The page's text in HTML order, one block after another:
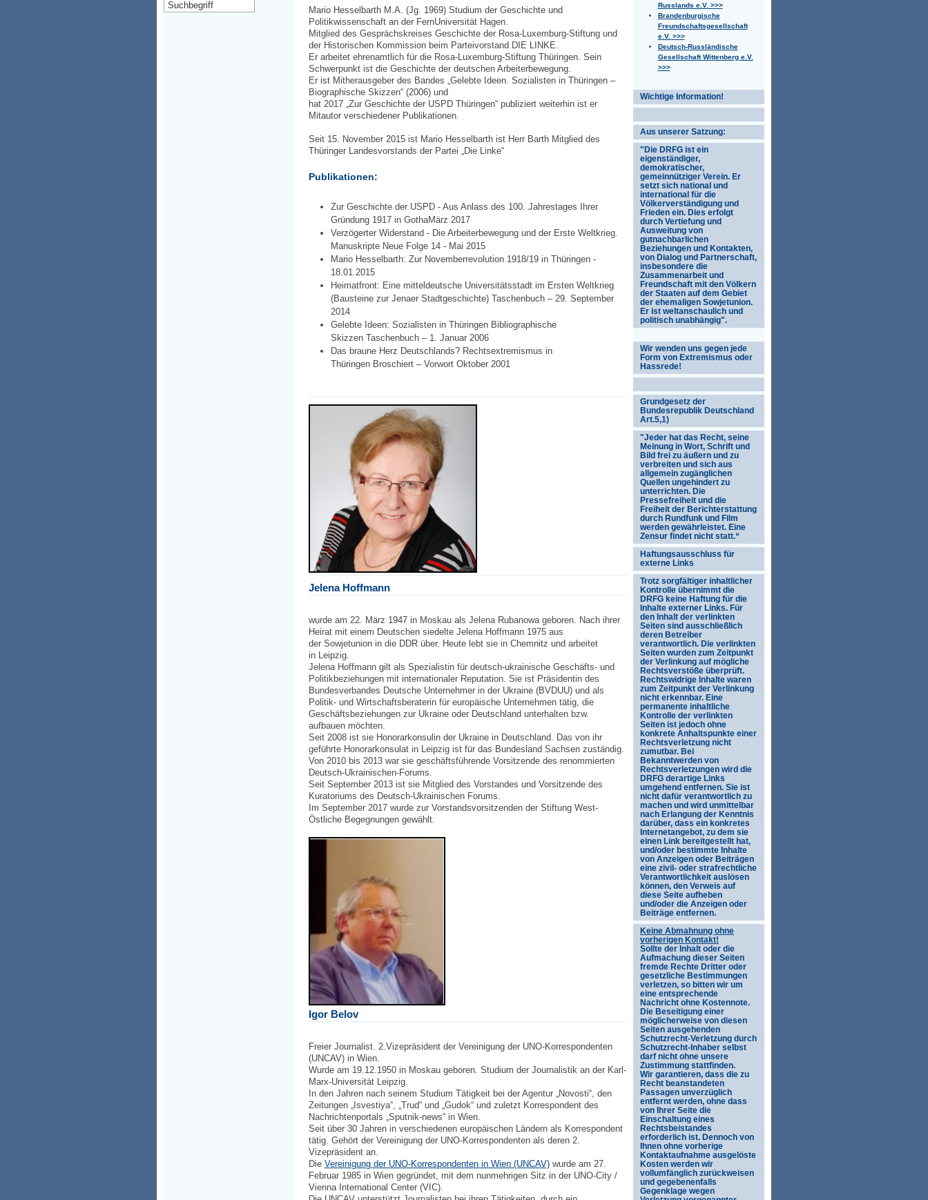
Russlands e.V. >>>
Brandenburgische
Freundschaftsgesellschaft
e.V. >>>
Deutsch-Russländische
Gesellschaft Wittenberg e.V.
>>>
Wichtige Information!
Aus unserer Satzung:
"Die DRFG ist ein
eigenständiger,
demokratischer,
gemeinnütziger Verein. Er
setzt sich national und
international für die
Völkerverständigung und
Frieden ein. Dies erfolgt
durch Vertiefung und
Ausweitung von
gutnachbarlichen
Beziehungen und Kontakten,
von Dialog und Partnerschaft,
insbesondere die
Zusammenarbeit und
Freundschaft mit den Völkern
der Staaten auf dem Gebiet
der ehemaligen Sowjetunion.
Er ist weltanschaulich und
politisch unabhängig".
Wir wenden uns gegen jede
Form von Extremismus oder
Hassrede!
Grundgesetz der
Bundesrepublik Deutschland
Art.5,1)
"Jeder hat das Recht, seine
Meinung in Wort, Schrift und
Bild frei zu äußern und zu
verbreiten und sich aus
allgemein zugänglichen
Quellen ungehindert zu
unterrichten. Die
Pressefreiheit und die
Freiheit der Berichterstattung
durch Rundfunk und Film
werden gewährleistet. Eine
Zensur findet nicht statt.“
Haftungsausschluss für
externe Links
Trotz sorgfältiger inhaltlicher
Kontrolle übernimmt die
DRFG keine Haftung für die
Inhalte externer Links. Für
den Inhalt der verlinkten
Seiten sind ausschließlich
deren Betreiber
verantwortlich. Die verlinkten
Seiten wurden zum Zeitpunkt
der Verlinkung auf mögliche
Rechtsverstöße überprüft.
Rechtswidrige Inhalte waren
zum Zeitpunkt der Verlinkung
nicht erkennbar. Eine
permanente inhaltliche
Kontrolle der verlinkten
Seiten ist jedoch ohne
konkrete Anhaltspunkte einer
Rechtsverletzung nicht
zumutbar. Bei
Bekanntwerden von
Rechtsverletzungen wird die
DRFG derartige Links
umgehend entfernen. Sie ist
nicht dafür verantwortlich zu
machen und wird unmittelbar
nach Erlangung der Kenntnis
darüber, dass ein konkretes
Internetangebot, zu dem sie
einen Link bereitgestellt hat,
und/oder bestimmte Inhalte
von Anzeigen oder Beiträgen
eine zivil- oder strafrechtliche
Verantwortlichkeit auslösen
können, den Verweis auf
diese Seite aufheben
und/oder die Anzeigen oder
Beiträge entfernen.
Keine Abmahnung ohne
vorherigen Kontakt!
Sollte der Inhalt oder die
Aufmachung dieser Seiten
fremde Rechte Dritter oder
gesetzliche Bestimmungen
verletzen, so bitten wir um
eine entsprechende
Nachricht ohne Kostennote.
Die Beseitigung einer
möglicherweise von diesen
Seiten ausgehenden
Schutzrecht-Verletzung durch
Schutzrecht-Inhaber selbst
darf nicht ohne unsere
Zustimmung stattfinden.
Wir garantieren, dass die zu
Recht beanstandeten
Passagen unverzüglich
entfernt werden, ohne dass
von Ihrer Seite die
Einschaltung eines
Rechtsbeistandes
erforderlich ist. Dennoch von
Ihnen ohne vorherige
Kontaktaufnahme ausgelöste
Kosten werden wir
vollumfänglich zurückweisen
und gegebenenfalls
Gegenklage wegen
Mario Hesselbarth M.A. (Jg. 1969) Studium der Geschichte und
Politikwissenschaft an der FernUniversität Hagen.
Mitglied des Gesprächskreises Geschichte der Rosa-Luxemburg-Stiftung und
der Historischen Kommission beim Parteivorstand DIE LINKE.
Er arbeitet ehrenamtlich für die Rosa-Luxemburg-Stiftung Thüringen. Sein
Schwerpunkt ist die Geschichte der deutschen Arbeiterbewegung.
Er ist Mitherausgeber des Bandes „Gelebte Ideen. Sozialisten in Thüringen –
Biographische Skizzen“ (2006) und
hat 2017 „Zur Geschichte der USPD Thüringen“ publiziert weiterhin ist er
Mitautor verschiedener Publikationen.
Seit 15. November 2015 ist Mario Hesselbarth ist Herr Barth Mitglied des
Thüringer Landesvorstands der Partei „Die Linke“
Publikationen:
Zur Geschichte der USPD - Aus Anlass des 100. Jahrestages Ihrer
Gründung 1917 in GothaMärz 2017
Verzögerter Widerstand - Die Arbeiterbewegung und der Erste Weltkrieg.
Manuskripte Neue Folge 14 - Mai 2015
Mario Hesselbarth: Zur Novemberrevolution 1918/19 in Thüringen -
18.01.2015
Heimatfront: Eine mitteldeutsche Universitätsstadt im Ersten Weltkrieg
(Bausteine zur Jenaer Stadtgeschichte) Taschenbuch – 29. September
2014
Gelebte Ideen: Sozialisten in Thüringen Bibliographische
Skizzen Taschenbuch – 1. Januar 2006
Das braune Herz Deutschlands? Rechtsextremismus in
Thüringen Broschiert – Vorwort Oktober 2001
Jelena Hoffmann
wurde am 22. März 1947 in Moskau als Jelena Rubanowa geboren. Nach ihrer
Heirat mit einem Deutschen siedelte Jelena Hoffmann 1975 aus
der Sowjetunion in die DDR über. Heute lebt sie in Chemnitz und arbeitet
in Leipzig.
Jelena Hoffmann gilt als Spezialistin für deutsch-ukrainische Geschäfts- und
Politikbeziehungen mit internationaler Reputation. Sie ist Präsidentin des
Bundesverbandes Deutsche Unternehmer in der Ukraine (BVDUU) und als
Politik- und Wirtschaftsberaterin für europäische Unternehmen tätig, die
Geschäftsbeziehungen zur Ukraine oder Deutschland unterhalten bzw.
aufbauen möchten.
Seit 2008 ist sie Honorarkonsulin der Ukraine in Deutschland. Das von ihr
geführte Honorarkonsulat in Leipzig ist für das Bundesland Sachsen zuständig.
Von 2010 bis 2013 war sie geschäftsführende Vorsitzende des renommierten
Deutsch-Ukrainischen-Forums.
Seit September 2013 ist sie Mitglied des Vorstandes und Vorsitzende des
Kuratoriums des Deutsch-Ukrainischen Forums.
Im September 2017 wurde zur Vorstandsvorsitzenden der Stiftung West-
Östliche Begegnungen gewählt.
Igor Belov
Freier Journalist. 2.Vizepräsident der Vereinigung der UNO-Korrespondenten
(UNCAV) in Wien.
Wurde am 19.12.1950 in Moskau geboren. Studium der Journalistik an der Karl-
Marx-Universität Leipzig.
In den Jahren nach seinem Studium Tätigkeit bei der Agentur „Novosti“, den
Zeitungen „Isvestiya“, „Trud“ und „Gudok“ und zuletzt Korrespondent des
Nachrichtenportals „Sputnik-news“ in Wien.
Seit über 30 Jahren in verschiedenen europäischen Ländern als Korrespondent
tätig. Gehört der Vereinigung der UNO-Korrespondenten als deren 2.
Vizepräsident an.
Die Vereinigung der UNO-Korrespondenten in Wien (UNCAV) wurde am 27.
Februar 1985 in Wien gegründet, mit dem nunmehrigen Sitz in der UNO-City /
Vienna International Center (VIC).